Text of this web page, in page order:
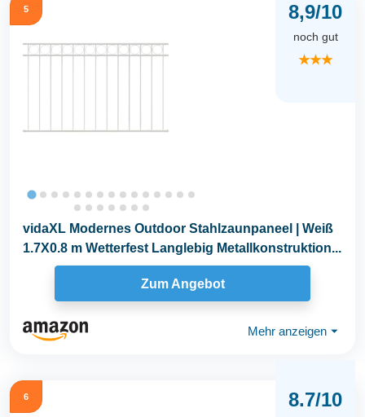
5 8,9/10
noch gut
★★★
vidaXL Modernes Outdoor Stahlzaunpaneel | Weiß
1.7X0.8 m Wetterfest Langlebig Metallkonstruktion...
Zum Angebot
Mehr anzeigen ⏷
6 8.7/10